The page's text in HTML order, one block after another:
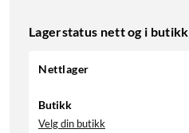
Lagerstatus nett og i butikk
Nettlager
Butikk
Velg din butikk